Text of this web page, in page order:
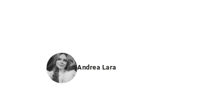
Andrea Lara